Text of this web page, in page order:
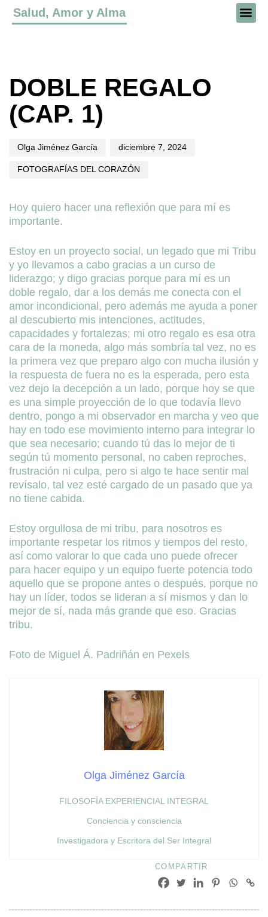
Salud, Amor y Alma
DOBLE REGALO
(CAP. 1)
Olga Jiménez García
on:
diciembre 7, 2024
FOTOGRAFÍAS DEL CORAZÓN
Hoy quiero hacer una reflexión que para mí es
importante.
Estoy en un proyecto social, un legado que mi Tribu
y yo llevamos a cabo gracias a un curso de
liderazgo; y digo gracias porque para mí es un
doble regalo, dar a los demás me conecta con el
amor incondicional, pero además me ayuda a poner
al descubierto mis intenciones, actitudes,
capacidades y fortalezas; mi otro regalo es esa otra
cara de la moneda, algo más sombría tal vez, no es
la primera vez que preparo algo con mucha ilusión y
la respuesta de fuera no es la esperada, pero esta
vez dejo la decepción a un lado, porque hoy se que
es una simple proyección de lo que todavía llevo
dentro, pongo a mi observador en marcha y veo que
hay en todo ese movimiento interno para integrar lo
que sea necesario; cuando tú das lo mejor de ti
según tú momento personal, no caben reproches,
frustración ni culpa, pero si algo te hace sentir mal
revísalo, tal vez esté cargado de un pasado que ya
no tiene cabida.
Estoy orgullosa de mi tribu, para nosotros es
importante respetar los ritmos y tiempos del resto,
así como valorar lo que cada uno puede ofrecer
para hacer equipo y un equipo fuerte potencia todo
aquello que se propone antes o después, porque no
hay un líder, todos se lideran a sí mismos y dan lo
mejor de sí, nada más grande que eso. Gracias
tribu.
Foto de Miguel Á. Padriñán en Pexels
Olga Jiménez García
FILOSOFÍA EXPERIENCIAL INTEGRAL
Conciencia y consciencia
Investigadora y Escritora del Ser Integral
COMPARTIR